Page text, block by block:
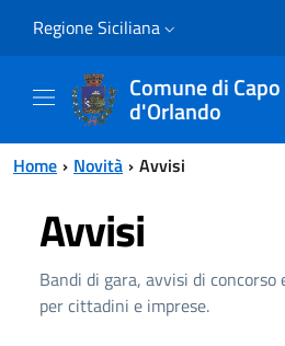
Regione Siciliana
Comune di Capo
d'Orlando
Home Novità Avvisi
Avvisi
Bandi di gara, avvisi di
per cittadini e imprese.